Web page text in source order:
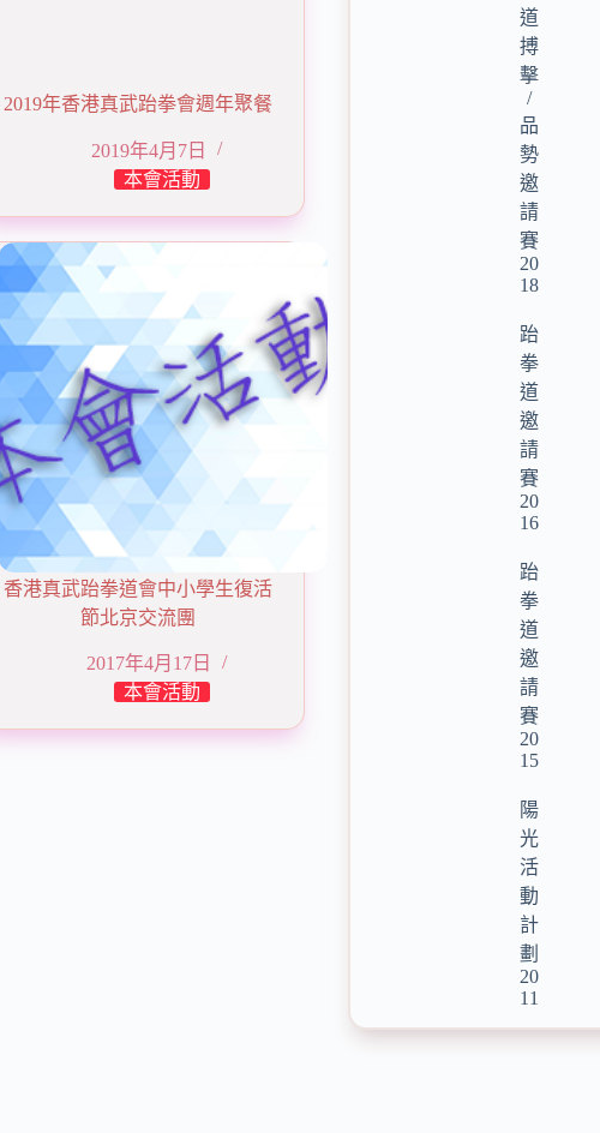
2019年香港真武跆拳會週年聚餐
2019年4月7日
本會活動
香港真武跆拳道會中小學生復活
節北京交流團
2017年4月17日
本會活動
道
搏
擊
/
品
勢
邀
請
賽
20
18
跆
拳
道
邀
請
賽
20
16
跆
拳
道
邀
請
賽
20
15
陽
光
活
動
計
劃
20
11